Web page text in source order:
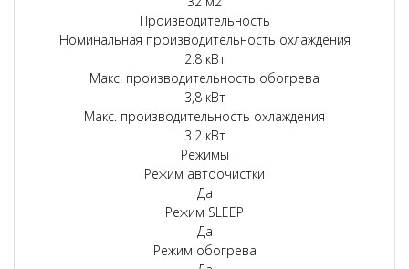
Производительность
Номинальная производительность охлаждения
2.8 кВт
Макс. производительность обогрева
3,8 кВт
Макс. производительность охлаждения
3.2 кВт
Режимы
Режим автоочистки
Да
Режим SLEEP
Да
Режим обогрева